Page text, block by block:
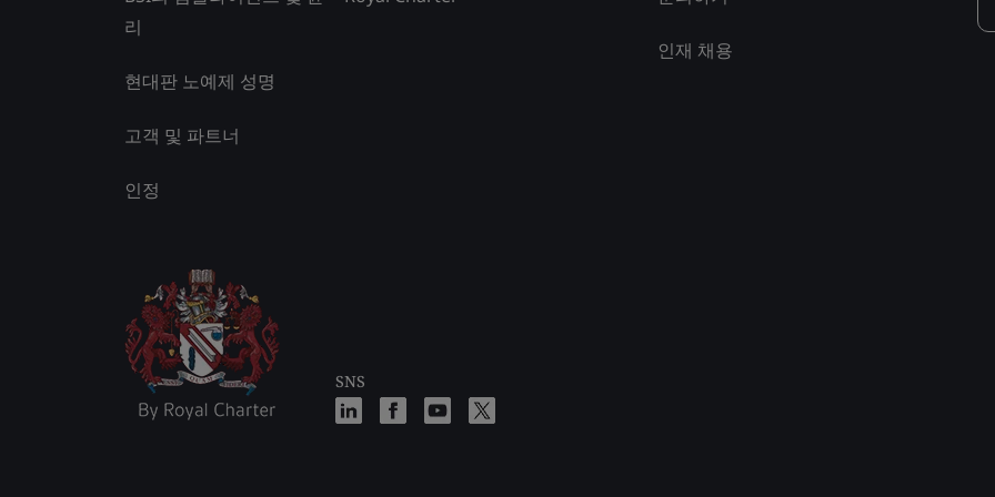
리
현대판 노예제 성명
고객 및 파트너
인정
SNS
인재 채용